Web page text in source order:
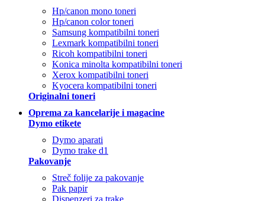
Hp/canon mono toneri
Hp/canon color toneri
Samsung kompatibilni toneri
Lexmark kompatibilni toneri
Ricoh kompatibilni toneri
Konica minolta kompatibilni toneri
Xerox kompatibilni toneri
Kyocera kompatibilni toneri
Originalni toneri
Oprema za kancelarije i magacine
Dymo etikete
Dymo aparati
Dymo trake d1
Pakovanje
Streč folije za pakovanje
Pak papir
Dispenzeri za trake